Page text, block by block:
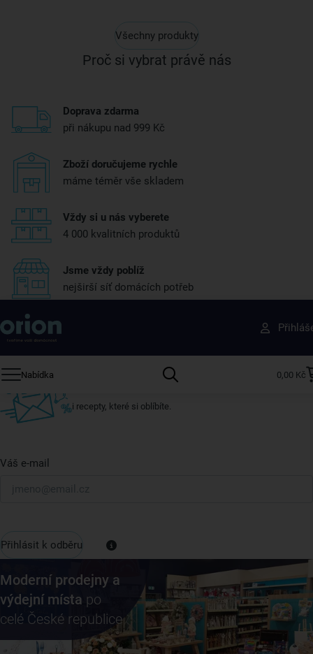
Všechny produkty
Proč si vybrat právě nás
Doprava zdarma
při nákupu nad 999 Kč
Zboží doručujeme rychle
máme téměr vše skladem
Vždy si u nás vyberete
4 000 kvalitních produktů
Jsme vždy poblíž
nejširší síť domácích potřeb
Nabídka 0,00 Kč
Získejte rady, recepty a tipy na slevy dřív než
ostatní
Přihlaste se k odběru našeho newsletteru.
i recepty, které si oblíbíte.
Váš e-mail
Přihlásit k odběru
Moderní prodejny a
výdejní místa po
celé České republice